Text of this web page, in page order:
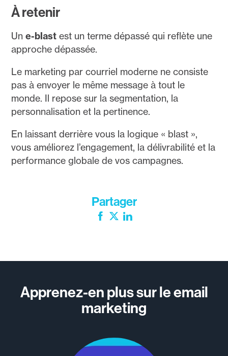
À retenir
Une-blast est un terme dépassé qui reflète une
approche dépassée.
Le marketing par courriel moderne ne consiste
pas à envoyer le même message à tout le
monde. Il repose sur la segmentation, la
personnalisation et la pertinence.
En laissant derrière vous la logique « blast »,
vous améliorez l’engagement, la délivrabilité et la
performance globale de vos campagnes.
Partager
Facebook
Twitter
Apprenez-en plus sur le email
marketing